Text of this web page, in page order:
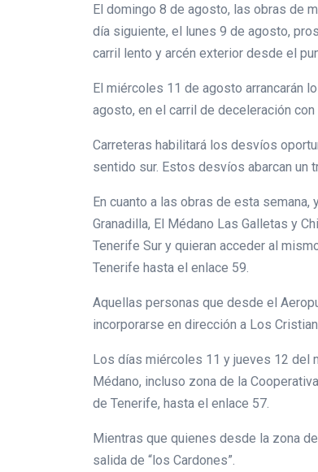
El domingo 8 de agosto, las obras de
día siguiente, el lunes 9 de agosto,
carril lento y arcén exterior desde el
El miércoles 11 de agosto arrancarán
agosto, en el carril de deceleración
Carreteras habilitará los desvíos
sentido sur. Estos desvíos abarcan un
En cuanto a las obras de esta
Granadilla, El Médano Las Galletas y
Tenerife Sur y quieran acceder al
Tenerife hasta el enlace 59.
Aquellas personas que desde el
incorporarse en dirección a Los
Los días miércoles 11 y jueves 12 del
Médano, incluso zona de la
de Tenerife, hasta el enlace 57.
Mientras que quienes desde la zona
salida de “los Cardones”.